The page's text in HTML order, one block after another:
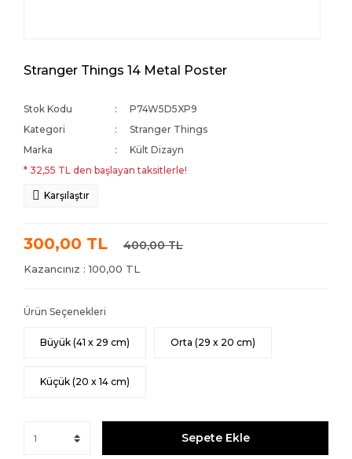
Stranger Things 14 Metal Poster
Stok Kodu
P74W5D5XP9
Kategori
Stranger Things
Marka
Kült Dizayn
* 32,55 TL den başlayan taksitlerle!
Karşılaştır
300,00 TL 400,00 TL
Kazancınız : 100,00 TL
Ürün Seçenekleri
Büyük (41 x 29 cm) Orta (29 x 20 cm)
Küçük (20 x 14 cm)
Sepete Ekle